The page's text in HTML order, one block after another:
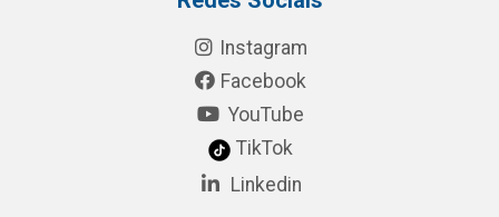
Instagram
Facebook
YouTube
TikTok
Linkedin